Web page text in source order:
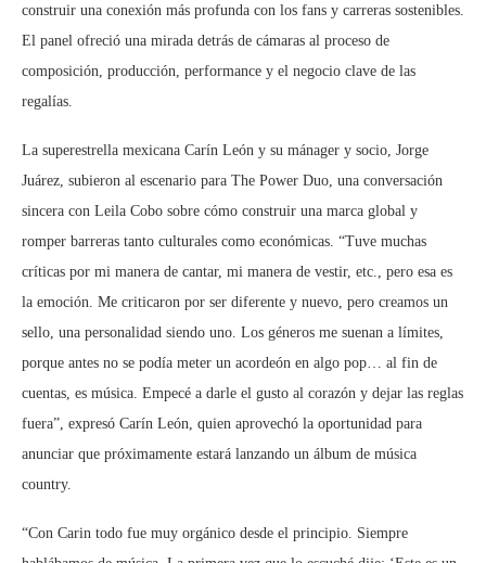
construir una conexión más profunda con los fans y carreras sostenibles.
El panel ofreció una mirada detrás de cámaras al proceso de
composición, producción, performance y el negocio clave de las
regalías.
La superestrella mexicana Carín León y su mánager y socio, Jorge
Juárez, subieron al escenario para The Power Duo, una conversación
sincera con Leila Cobo sobre cómo construir una marca global y
romper barreras tanto culturales como económicas. “Tuve muchas
críticas por mi manera de cantar, mi manera de vestir, etc., pero esa es
la emoción. Me criticaron por ser diferente y nuevo, pero creamos un
sello, una personalidad siendo uno. Los géneros me suenan a límites,
porque antes no se podía meter un acordeón en algo pop… al fin de
cuentas, es música. Empecé a darle el gusto al corazón y dejar las reglas
fuera”, expresó Carín León, quien aprovechó la oportunidad para
anunciar que próximamente estará lanzando un álbum de música
country.
“Con Carin todo fue muy orgánico desde el principio. Siempre